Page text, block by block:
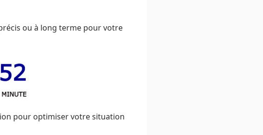
ou à long terme pour votre
pour optimiser votre situation